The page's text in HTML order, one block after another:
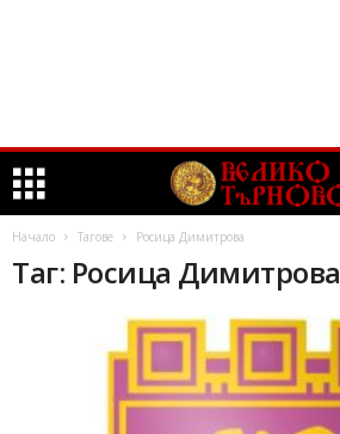
Начало Тагове Росица Димитрова
Таг: Росица Димитрова